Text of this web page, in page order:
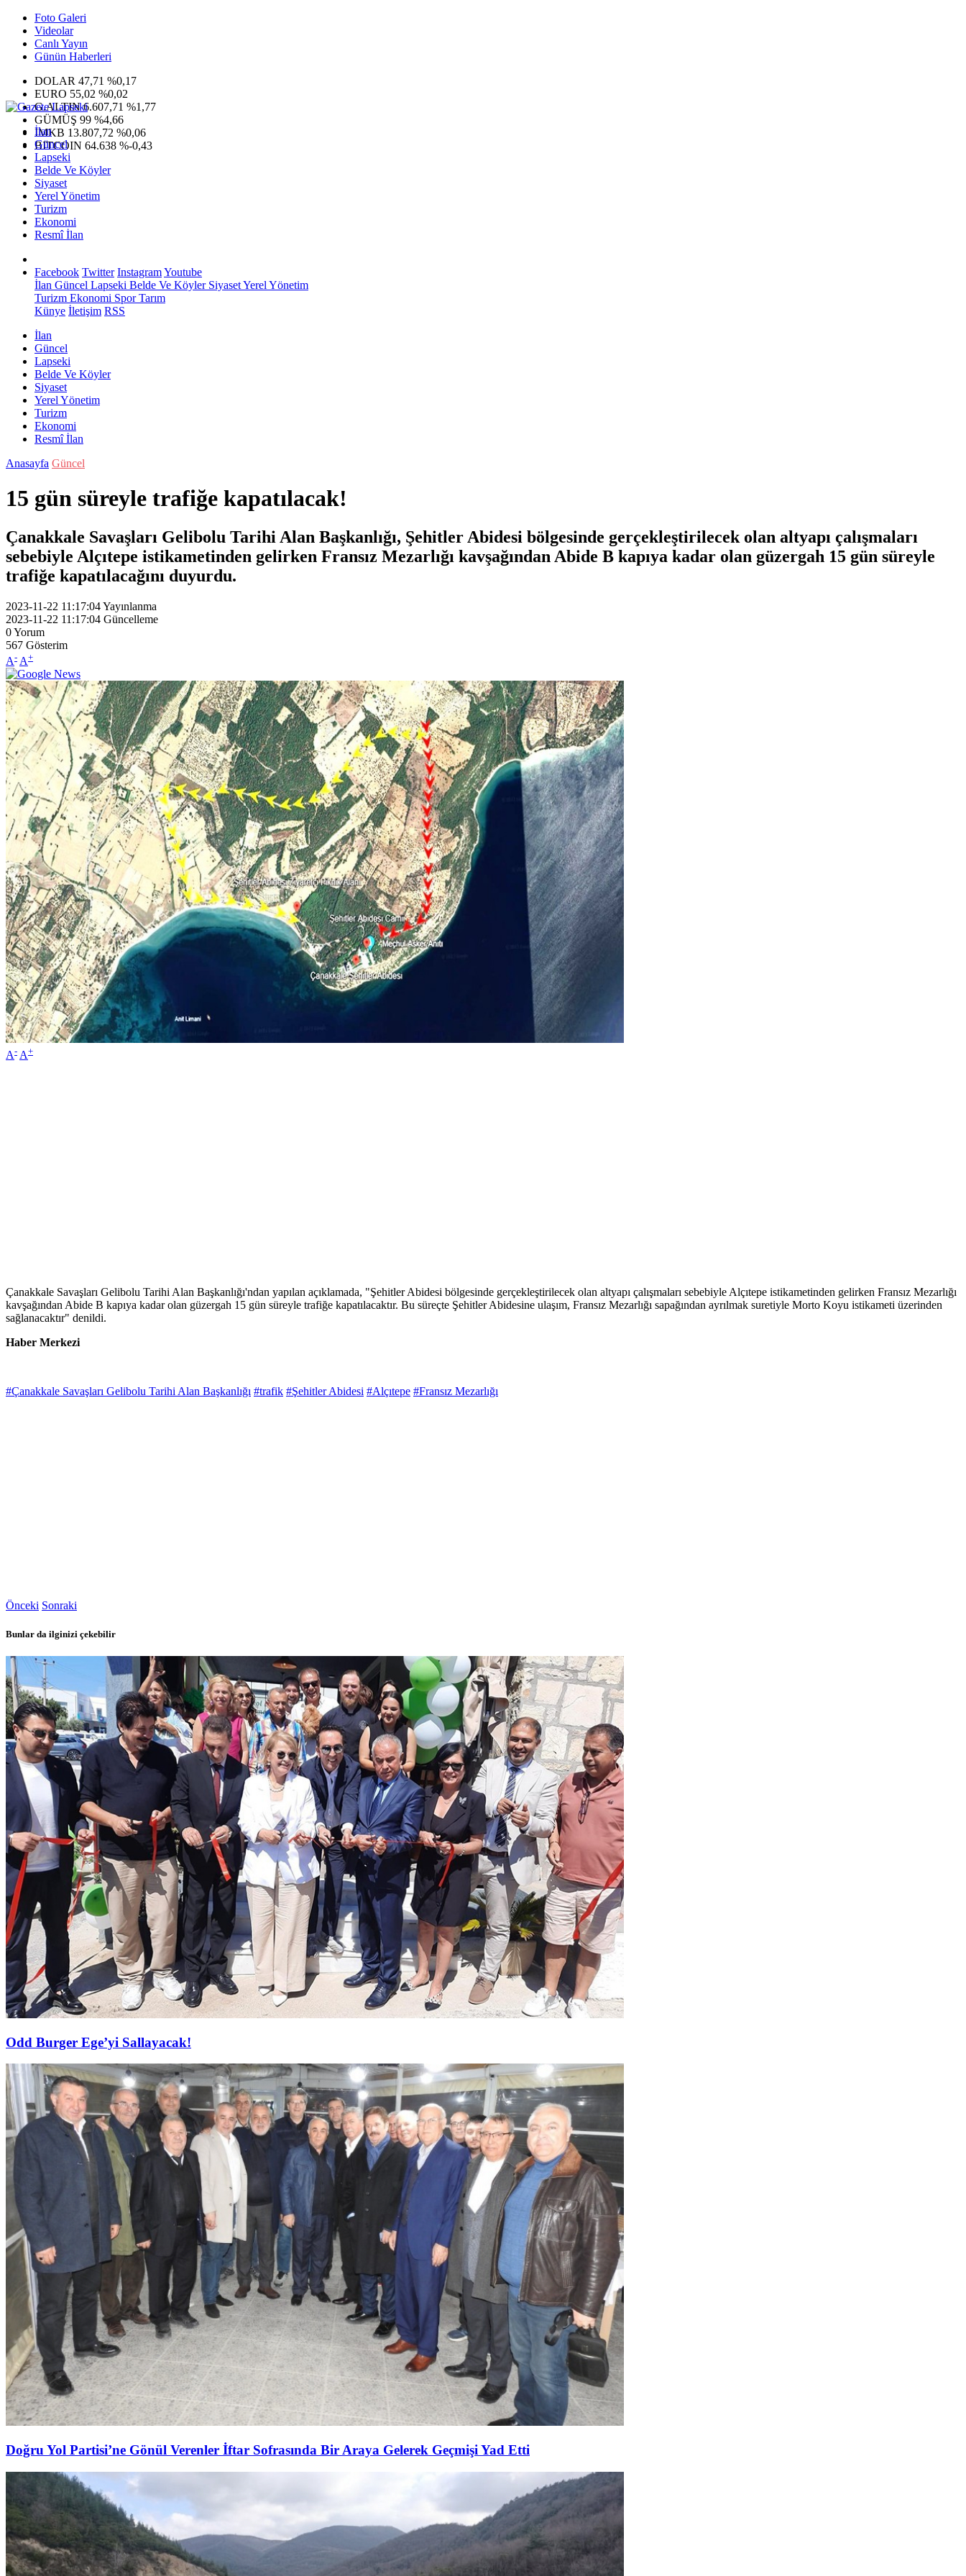
Foto Galeri
Videolar
Canlı Yayın
Günün Haberleri
DOLAR 47,71 %0,17
EURO 55,02 %0,02
G.ALTIN6.607,71 %1,77
GÜMÜŞ 99 %4,66
IMKB 13.807,72 %0,06
BITCOIN 64.638 %-0,43
İlan
Güncel
Lapseki
Belde Ve Köyler
Siyaset
Yerel Yönetim
Turizm
Ekonomi
Resmî İlan
Facebook Twitter InstagramYoutube
İlan Güncel Lapseki Belde Ve KöylerSiyasetYerel Yönetim
Turizm Ekonomi SporTarım
Künye İletişim RSS
İlan
Güncel
Lapseki
Belde Ve Köyler
Siyaset
Yerel Yönetim
Turizm
Ekonomi
Resmî İlan
Anasayfa Güncel
15 gün süreyle trafiğe kapatılacak!
Çanakkale Savaşları Gelibolu Tarihi Alan Başkanlığı, Şehitler Abidesi bölgesinde gerçekleştirilecek olan altyapı çalışmaları
sebebiyle Alçıtepe istikametinden gelirken Fransız Mezarlığı kavşağından Abide B kapıya kadar olan güzergah 15 gün süreyle
trafiğe kapatılacağını duyurdu.
2023-11-22 11:17:04Yayınlanma
2023-11-22 11:17:04 Güncelleme
0Yorum
567 Gösterim
A- A+
A- A+
Çanakkale Savaşları Gelibolu Tarihi Alan Başkanlığı'ndan yapılan açıklamada, "Şehitler Abidesi bölgesinde gerçekleştirilecek olan altyapı çalışmaları sebebiyle Alçıtepe istikametinden gelirken Fransız Mezarlığı
kavşağından Abide B kapıya kadar olan güzergah 15 gün süreyle trafiğe kapatılacaktır. Bu süreçte Şehitler Abidesine ulaşım, Fransız Mezarlığı sapağından ayrılmak suretiyle Morto Koyu istikameti üzerinden
sağlanacaktır" denildi.
Haber Merkezi
#Çanakkale Savaşları Gelibolu Tarihi Alan Başkanlığı #trafik #Şehitler Abidesi #Alçıtepe #Fransız Mezarlığı
Önceki Sonraki
Bunlar da ilginizi çekebilir
Odd Burger Ege’yi Sallayacak!
Doğru Yol Partisi’ne Gönül Verenler İftar Sofrasında Bir Araya Gelerek Geçmişi Yad Etti